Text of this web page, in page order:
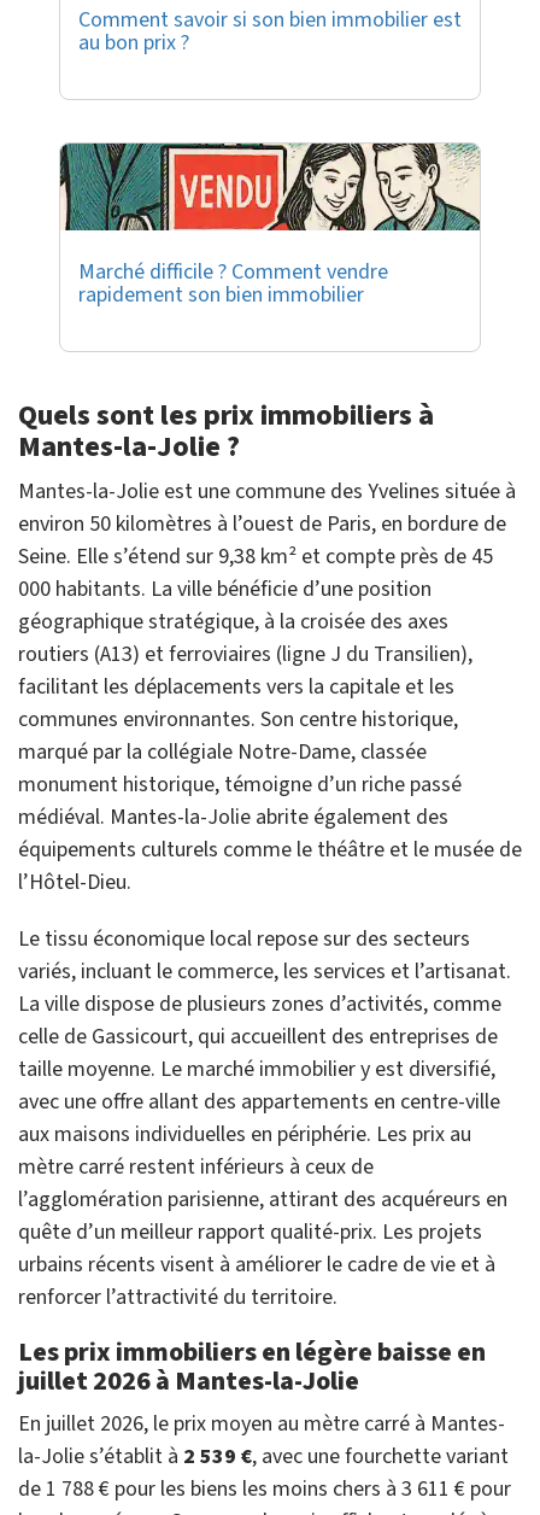
Comment savoir si son bien immobilier est
au bon prix ?
Marché difficile ? Comment vendre
rapidement son bien immobilier
Quels sont les prix immobiliers à
Mantes-la-Jolie ?
Mantes-la-Jolie est une commune des Yvelines située à
environ 50 kilomètres à l’ouest de Paris, en bordure de
Seine. Elle s’étend sur 9,38 km² et compte près de 45
000 habitants. La ville bénéficie d’une position
géographique stratégique, à la croisée des axes
routiers (A13) et ferroviaires (ligne J du Transilien),
facilitant les déplacements vers la capitale et les
communes environnantes. Son centre historique,
marqué par la collégiale Notre-Dame, classée
monument historique, témoigne d’un riche passé
médiéval. Mantes-la-Jolie abrite également des
équipements culturels comme le théâtre et le musée de
l’Hôtel-Dieu.
Le tissu économique local repose sur des secteurs
variés, incluant le commerce, les services et l’artisanat.
La ville dispose de plusieurs zones d’activités, comme
celle de Gassicourt, qui accueillent des entreprises de
taille moyenne. Le marché immobilier y est diversifié,
avec une offre allant des appartements en centre-ville
aux maisons individuelles en périphérie. Les prix au
mètre carré restent inférieurs à ceux de
l’agglomération parisienne, attirant des acquéreurs en
quête d’un meilleur rapport qualité-prix. Les projets
urbains récents visent à améliorer le cadre de vie et à
renforcer l’attractivité du territoire.
Les prix immobiliers en légère baisse en
juillet 2026 à Mantes-la-Jolie
En juillet 2026, le prix moyen au mètre carré à Mantes-
la-Jolie s’établit à 2 539 €, avec une fourchette variant
de 1 788 € pour les biens les moins chers à 3 611 € pour